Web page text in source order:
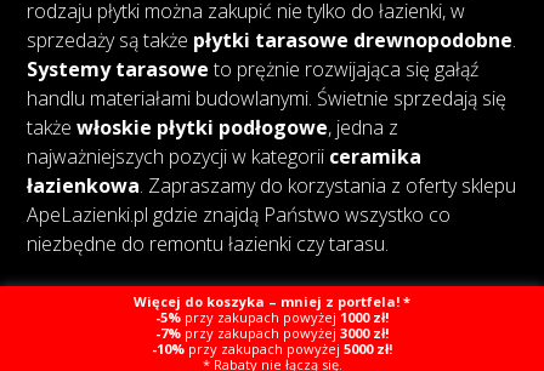
rodzaju płytki można zakupić nie tylko do łazienki, w
sprzedaży są także płytki tarasowe drewnopodobne.
Systemy tarasoweto prężnie rozwijająca się gałąź
handlu materiałami budowlanymi. Świetnie sprzedają się
takżewłoskie płytki podłogowe, jedna z
najważniejszych pozycji w kategorii ceramika
łazienkowa. Zapraszamy do korzystania z oferty sklepu
ApeLazienki.pl gdzie znajdą Państwo wszystko co
niezbędne do remontu łazienki czy tarasu.
Copyright © Ape Łazienki Created by Webcat
Więcej do koszyka – mniej z portfela! *
-5% przy zakupach powyżej 1000 zł!
-7% przy zakupach powyżej 3000 zł!
-10% przy zakupach powyżej 5000 zł!
* Rabaty nie łączą się.